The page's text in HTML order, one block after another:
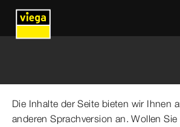
Die Inhalte der Seite bieten wir Ihnen
anderen Sprachversion an. Wollen
Viega Gruppe ... Viega Umfrage